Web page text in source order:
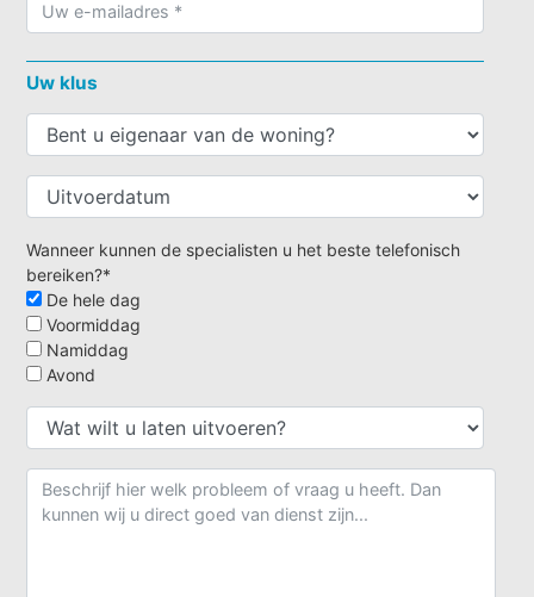
Uw klus
Wanneer kunnen de specialisten u het beste telefonisch
bereiken?*
De hele dag
Voormiddag
Namiddag
Avond